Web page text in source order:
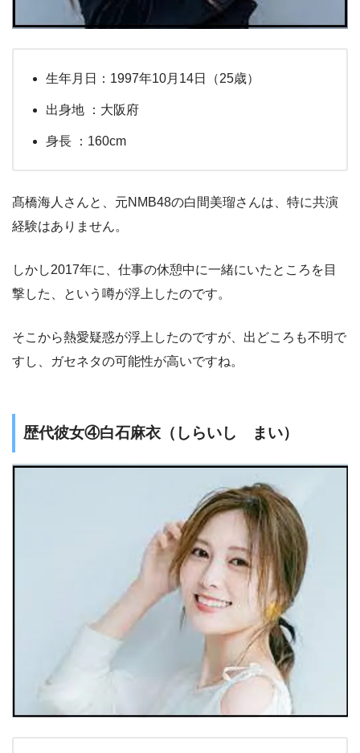
生年月日：1997年10月14日（25歳）
出身地 ：大阪府
身長 ：160cm
髙橋海人さんと、元NMB48の白間美瑠さんは、特に共演
経験はありません。
しかし2017年に、仕事の休憩中に一緒にいたところを目
撃した、という噂が浮上したのです。
そこから熱愛疑惑が浮上したのですが、出どころも不明で
すし、ガセネタの可能性が高いですね。
歴代彼女④白石麻衣（しらいし まい）